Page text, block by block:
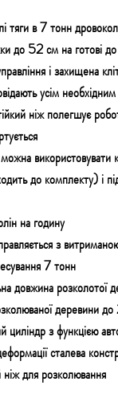
тяги в 7 тонн
до 52 смна готові
і захищена
усім
ніж полегшує
до комплекту) і
на годину
з
7 тонн
довжина розколотої
деревини
циліндр з функцією
сталева
для розколювання